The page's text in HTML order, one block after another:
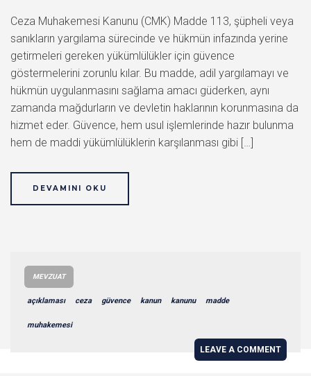
Ceza Muhakemesi Kanunu (CMK) Madde 113, şüpheli veya
sanıkların yargılama sürecinde ve hükmün infazında yerine
getirmeleri gereken yükümlülükler için güvence
göstermelerini zorunlu kılar. Bu madde, adil yargılamayı ve
hükmün uygulanmasını sağlama amacı güderken, aynı
zamanda mağdurların ve devletin haklarının korunmasına da
hizmet eder. Güvence, hem usul işlemlerinde hazır bulunma
hem de maddi yükümlülüklerin karşılanması gibi […]
DEVAMINI OKU
MEVZUAT
açıklaması ceza güvence kanun kanunu madde
muhakemesi
LEAVE A COMMENT